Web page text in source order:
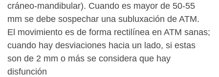
cráneo-mandibular). Cuando es mayor de 50-55
mm se debe sospechar una subluxación de ATM.
El movimiento es de forma rectilínea en ATM sanas;
cuando hay desviaciones hacia un lado, si estas
son de 2 mm o más se considera que hay
disfunción